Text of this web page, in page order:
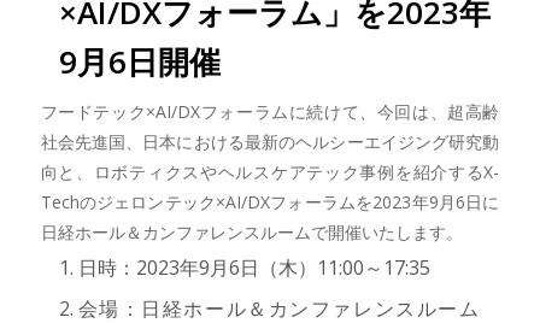
×AI/DXフォーラム」を2023年
9月6日開催
フードテック×AI/DXフォーラムに続けて、今回は、超高齢
社会先進国、日本における最新のヘルシーエイジング研究動
向と、ロボティクスやヘルスケアテック事例を紹介するX-
Techのジェロンテック×AI/DXフォーラムを2023年9月6日に
日経ホール＆カンファレンスルームで開催いたします。
日時：2023年9月6日（木）11:00～17:35
会場：日経ホール＆カンファレンスルーム